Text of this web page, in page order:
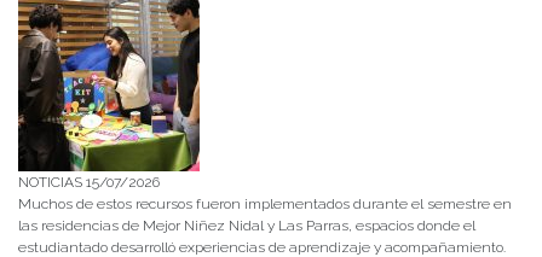
NOTICIAS 15/07/2026
Muchos de estos recursos fueron implementados durante el semestre en
las residencias de Mejor Niñez Nidal y Las Parras, espacios donde el
estudiantado desarrolló experiencias de aprendizaje y acompañamiento.